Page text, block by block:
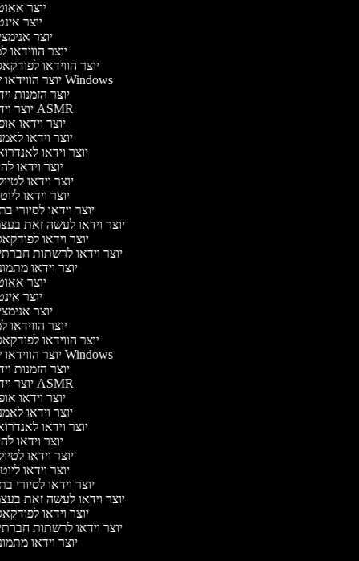
יוצר
יוצר
יוצר
יוצר
יוצר הווידאו
יוצר הווידאו של Windows
יוצר הזמנות
יוצר וידאו ASMR
יוצר וידאו
יוצר וידאו
יוצר וידאו
יוצר וידאו
יוצר וידאו
יוצר וידאו
יוצר וידאו לסיורי
יוצר וידאו לעשה זאת
יוצר וידאו
יוצר וידאו לרשתות
יוצר וידאו
יוצר
יוצר
יוצר
יוצר
יוצר הווידאו
יוצר הווידאו של Windows
יוצר הזמנות
יוצר וידאו ASMR
יוצר וידאו
יוצר וידאו
יוצר וידאו
יוצר וידאו
יוצר וידאו
יוצר וידאו
יוצר וידאו לסיורי
יוצר וידאו לעשה זאת
יוצר וידאו
יוצר וידאו לרשתות
יוצר וידאו